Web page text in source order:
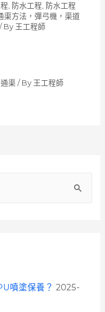
噴塗保養？ 2025-
防水工程 防水工程
渠方法，彈弓機，渠道
/ By 王工程師
渠 / By 王工程師